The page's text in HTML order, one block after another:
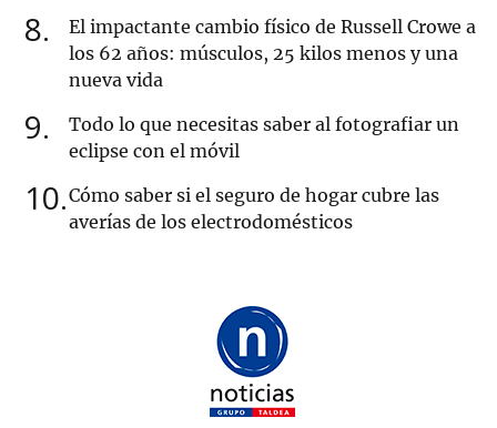
8
El impactante cambio físico de Russell Crowe a
los 62 años: músculos, 25 kilos menos y una
nueva vida
9
Todo lo que necesitas saber al fotografiar un
eclipse con el móvil
10 Cómo saber si el seguro de hogar cubre las
averías de los electrodomésticos